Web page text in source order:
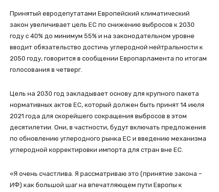
Принятый евродепутатами Европейский климатический
закон увеличивает цель ЕС по снижению выбросов к 2030
году с 40% до минимум 55% и на законодательном уровне
вводит обязательство достичь углеродной нейтральности к
2050 году, говорится в сообщении Европарламента по итогам
голосования в четверг.
Цель на 2030 год закладывает основу для крупного пакета
нормативных актов ЕС, который должен быть принят 14 июля
2021 года для скорейшего сокращения выбросов в этом
десятилетии. Они, в частности, будут включать предложения
по обновлению углеродного рынка ЕС и введению механизма
углеродной корректировки импорта для стран вне ЕС.
«Я очень счастлива. Я рассматриваю это (принятие закона –
ИФ) как большой шаг на впечатляющем пути Европы к